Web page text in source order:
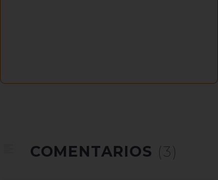
COMENTARIOS (3)